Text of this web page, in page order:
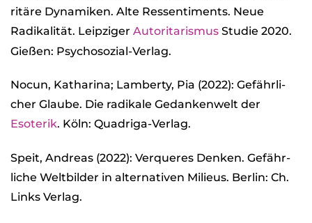
ri­täre Dyna­mi­ken. Alte Res­sen­ti­ments. Neue
Radi­ka­li­tät. Leip­zi­ger Auto­ri­ta­ris­mus Stu­die 2020.
Gie­ßen: Psy­cho­so­zial-Ver­lag.
Nocun, Katha­rina; Lam­berty, Pia (2022): Gefähr­li­
cher Glaube. Die radi­kale Gedan­ken­welt der
Eso­te­rik. Köln: Qua­driga-Ver­lag.
Speit, Andreas (2022): Ver­que­res Den­ken. Gefähr­
li­che Welt­bil­der in alter­na­ti­ven Milieus. Ber­lin: Ch.
Links Ver­lag.